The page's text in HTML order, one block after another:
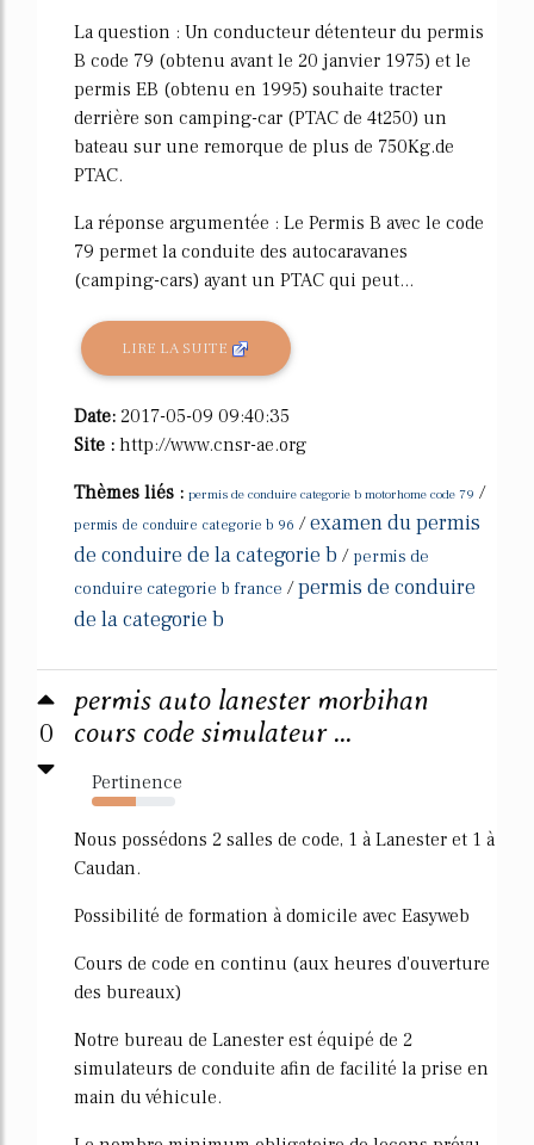
La question : Un conducteur détenteur du permis
B code 79 (obtenu avant le 20 janvier 1975) et le
permis EB (obtenu en 1995) souhaite tracter
derrière son camping-car (PTAC de 4t250) un
bateau sur une remorque de plus de 750Kg.de
PTAC.
La réponse argumentée : Le Permis B avec le code
79 permet la conduite des autocaravanes
(camping-cars) ayant un PTAC qui peut...
LIRE LA SUITE
Date: 2017-05-09 09:40:35
Site : http://www.cnsr-ae.org
Thèmes liés : permis de conduire categorie b motorhome code 79 /
permis de conduire categorie b 96 /examen du permis
de conduire de la categorie b / permis de
conduire categorie b france /permis de conduire
de la categorie b
0
permis auto lanester morbihan
cours code simulateur ...
Pertinence
53%
Nous possédons 2 salles de code, 1 à Lanester et 1 à
Caudan.
Possibilité de formation à domicile avec Easyweb
Cours de code en continu (aux heures d'ouverture
des bureaux)
Notre bureau de Lanester est équipé de 2
simulateurs de conduite afin de facilité la prise en
main du véhicule.